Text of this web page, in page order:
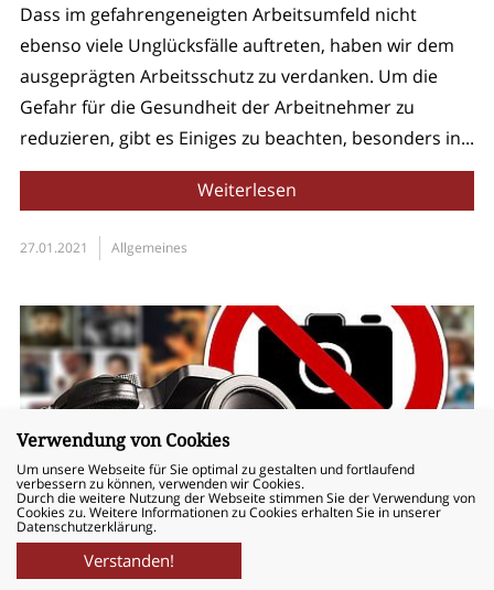
Verstanden!
Verwendung von Cookies
Um unsere Webseite für Sie optimal zu gestalten und fortlaufend
verbessern zu können, verwenden wir Cookies.
Durch die weitere Nutzung der Webseite stimmen Sie der Verwendung von
Cookies zu. Weitere Informationen zu Cookies erhalten Sie in unserer
Datenschutzerklärung.
040 – 524 743 – 80
Dass im gefahrengeneigten Arbeitsumfeld nicht
ebenso viele Unglücksfälle auftreten, haben wir dem
ausgeprägten Arbeitsschutz zu verdanken. Um die
Gefahr für die Gesundheit der Arbeitnehmer zu
reduzieren, gibt es Einiges zu beachten, besonders in...
Weiterlesen
27.01.2021 Allgemeines